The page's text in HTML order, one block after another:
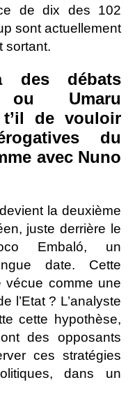
de dix des 102
sont actuellement
sortant.
des débats
ou Umaru
t’il de vouloir
du
avec Nuno
la deuxième
juste derrière le
Embaló, un
date. Cette
vécue comme une
l’Etat ? L’analyste
cette hypothèse,
des opposants
ces stratégies
dans un